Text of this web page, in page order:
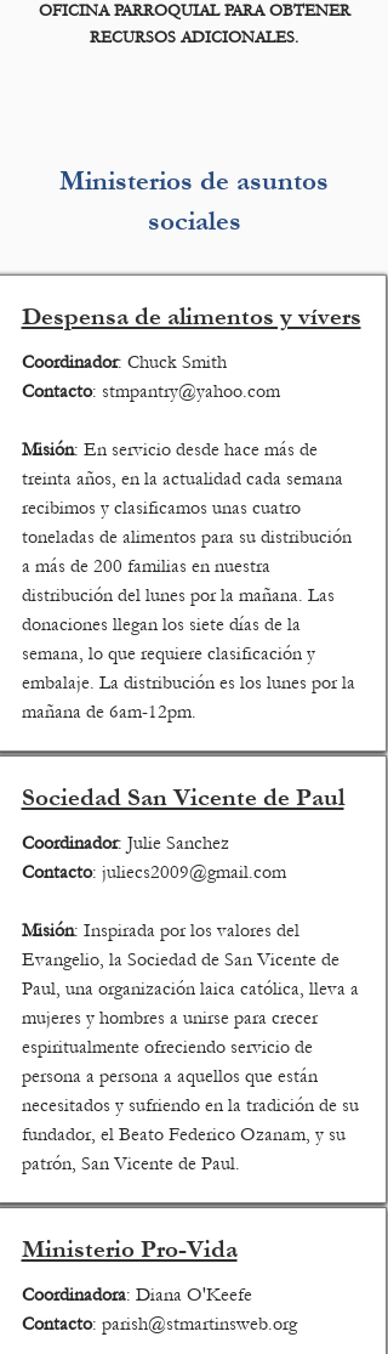
OFICINA PARROQUIAL PARA OBTENER
RECURSOS ADICIONALES.
Ministerios de asuntos
sociales
Despensa de alimentos y vívers
Coordinador: Chuck Smith
Contacto: stmpantry@yahoo.com
Misión: En servicio desde hace más de
treinta años, en la actualidad cada semana
recibimos y clasificamos unas cuatro
toneladas de alimentos para su distribución
a más de 200 familias en nuestra
distribución del lunes por la mañana. Las
donaciones llegan los siete días de la
semana, lo que requiere clasificación y
embalaje. La distribución es los lunes por la
mañana de 6am-12pm.
Sociedad San Vicente de Paul
Coordinador: Julie Sanchez
Contacto: juliecs2009@gmail.com
Misión: Inspirada por los valores del
Evangelio, la Sociedad de San Vicente de
Paul, una organización laica católica, lleva a
mujeres y hombres a unirse para crecer
espiritualmente ofreciendo servicio de
persona a persona a aquellos que están
necesitados y sufriendo en la tradición de su
fundador, el Beato Federico Ozanam, y su
patrón, San Vicente de Paul.
Ministerio Pro-Vida
Coordinadora: Diana O'Keefe
Contacto: parish@stmartinsweb.org